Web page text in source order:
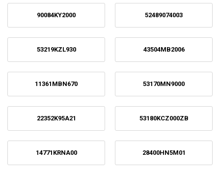
90084KY2000 52489074003
53219KZL930 43504MB2006
11361MBN670 53170MN9000
22352K95A21 53180KCZ000ZB
14771KRNA00 28400HN5M01